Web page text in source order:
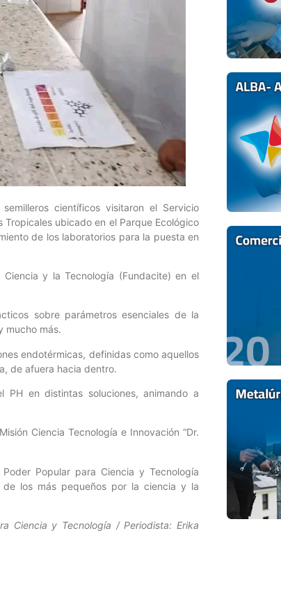
científicos visitaron el Servicio
ubicado en el Parque Ecológico
de los laboratorios para la puesta en
y la Tecnología (Fundacite) en el
sobre parámetros esenciales de la
mucho más.
endotérmicas, definidas como aquellos
de afuera hacia dentro.
en distintas soluciones, animando a
Ciencia Tecnología e Innovación “Dr.
Popular para Ciencia y Tecnología
los más pequeños por la ciencia y la
Ciencia y Tecnología / Periodista: Erika